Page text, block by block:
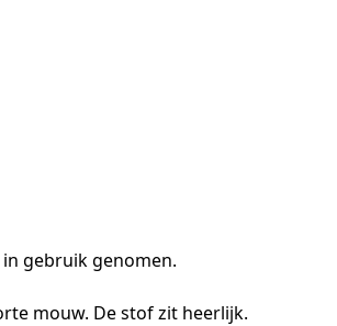
gebruik genomen.
mouw. De stof zit heerlijk.